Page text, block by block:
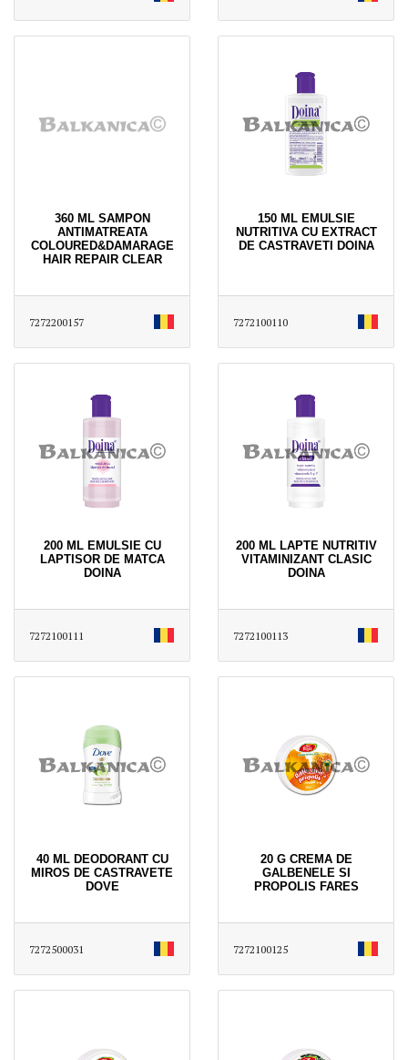
360 ML SAMPON
ANTIMATREATA
COLOURED&DAMARAGE
HAIR REPAIR CLEAR
7272200157
150 ML EMULSIE
NUTRITIVA CU EXTRACT
DE CASTRAVETI DOINA
7272100110
200 ML EMULSIE CU
LAPTISOR DE MATCA
DOINA
7272100111
200 ML LAPTE NUTRITIV
VITAMINIZANT CLASIC
DOINA
7272100113
40 ML DEODORANT CU
MIROS DE CASTRAVETE
DOVE
7272500031
20 G CREMA DE
GALBENELE SI
PROPOLIS FARES
7272100125